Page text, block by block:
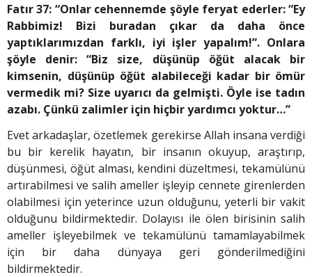
Fatır 37: “Onlar cehennemde şöyle feryat ederler: “Ey
Rabbimiz! Bizi buradan çıkar da daha önce
yaptıklarımızdan farklı, iyi işler yapalım!”. Onlara
şöyle denir: “Biz size, düşünüp öğüt alacak bir
kimsenin, düşünüp öğüt alabileceği kadar bir ömür
vermedik mi? Size uyarıcı da gelmişti. Öyle ise tadın
azabı. Çünkü zalimler için hiçbir yardımcı yoktur…”
Evet arkadaşlar, özetlemek gerekirse Allah insana verdiği
bu bir kerelik hayatın, bir insanın okuyup, araştırıp,
düşünmesi, öğüt alması, kendini düzeltmesi, tekamülünü
artırabilmesi ve salih ameller işleyip cennete girenlerden
olabilmesi için yeterince uzun olduğunu, yeterli bir vakit
olduğunu bildirmektedir. Dolayısı ile ölen birisinin salih
ameller işleyebilmek ve tekamülünü tamamlayabilmek
için bir daha dünyaya geri gönderilmediğini
bildirmektedir.